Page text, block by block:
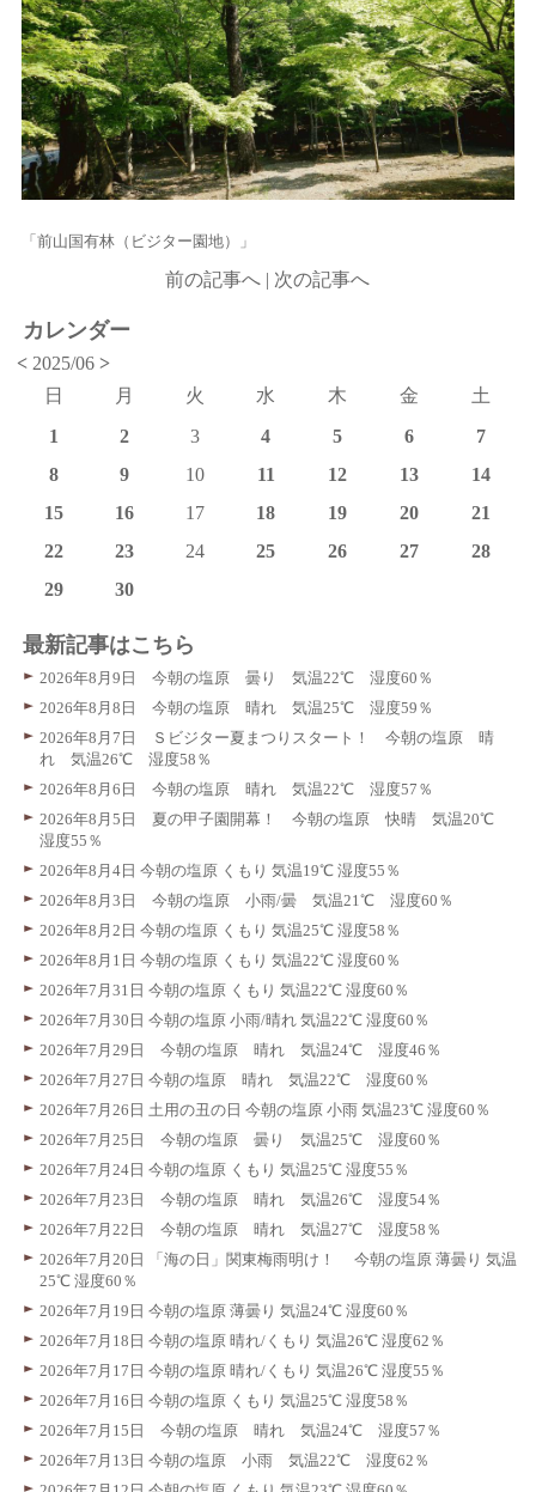
「前山国有林（ビジター園地）」
前の記事へ | 次の記事へ
カレンダー
< 2025/06>
日
月 火 水 木 金
土
1
2 3 4 5 6
7
8
9 10 11 12 13
14
15
16 17 18 19 20
21
22
23 24 25 26 27
28
29
30
最新記事はこちら
2026年8月9日 今朝の塩原 曇り 気温22℃ 湿度60％
2026年8月8日 今朝の塩原 晴れ 気温25℃ 湿度59％
2026年8月7日 Ｓビジター夏まつりスタート！ 今朝の塩原 晴
れ 気温26℃ 湿度58％
2026年8月6日 今朝の塩原 晴れ 気温22℃ 湿度57％
2026年8月5日 夏の甲子園開幕！ 今朝の塩原 快晴 気温20℃
湿度55％
2026年8月4日 今朝の塩原 くもり 気温19℃ 湿度55％
2026年8月3日 今朝の塩原 小雨/曇 気温21℃ 湿度60％
2026年8月2日 今朝の塩原 くもり 気温25℃ 湿度58％
2026年8月1日 今朝の塩原 くもり 気温22℃ 湿度60％
2026年7月31日 今朝の塩原 くもり 気温22℃ 湿度60％
2026年7月30日 今朝の塩原 小雨/晴れ 気温22℃ 湿度60％
2026年7月29日 今朝の塩原 晴れ 気温24℃ 湿度46％
2026年7月27日 今朝の塩原 晴れ 気温22℃ 湿度60％
2026年7月26日 土用の丑の日 今朝の塩原 小雨 気温23℃ 湿度60％
2026年7月25日 今朝の塩原 曇り 気温25℃ 湿度60％
2026年7月24日 今朝の塩原 くもり 気温25℃ 湿度55％
2026年7月23日 今朝の塩原 晴れ 気温26℃ 湿度54％
2026年7月22日 今朝の塩原 晴れ 気温27℃ 湿度58％
2026年7月20日 「海の日」関東梅雨明け！ 今朝の塩原 薄曇り 気温
25℃ 湿度60％
2026年7月19日 今朝の塩原 薄曇り 気温24℃ 湿度60％
2026年7月18日 今朝の塩原 晴れ/くもり 気温26℃ 湿度62％
2026年7月17日 今朝の塩原 晴れ/くもり 気温26℃ 湿度55％
2026年7月16日 今朝の塩原 くもり 気温25℃ 湿度58％
2026年7月15日 今朝の塩原 晴れ 気温24℃ 湿度57％
2026年7月13日 今朝の塩原 小雨 気温22℃ 湿度62％